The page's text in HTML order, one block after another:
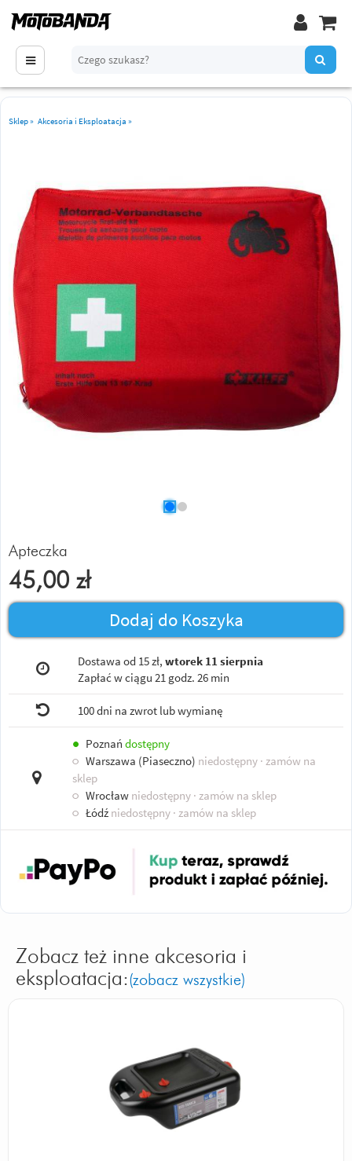
Sklep» Akcesoria i Eksploatacja »
Apteczka
45,00 zł
Dodaj do Koszyka
Dostawa od 15 zł, wtorek 11 sierpnia
Zapłać w ciągu 21 godz. 26 min
100 dni na zwrot lub wymianę
● Poznań dostępny
○ Warszawa (Piaseczno) niedostępny · zamów na
sklep
○ Wrocław niedostępny · zamów na sklep
○ Łódź niedostępny · zamów na sklep
Zobacz też inne akcesoria i
eksploatacja:(zobacz wszystkie)